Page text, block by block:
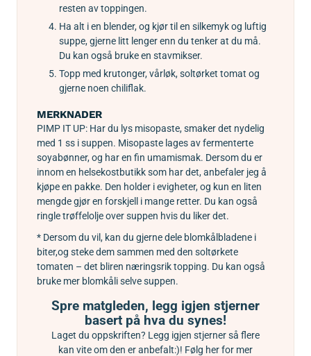
resten av toppingen.
Ha alt i en blender, og kjør til en silkemyk og luftig
suppe, gjerne litt lenger enn du tenker at du må.
Du kan også bruke en stavmikser.
Topp med krutonger, vårløk, soltørket tomat og
gjerne noen chiliflak.
MERKNADER
PIMP IT UP: Har du lys misopaste, smaker det nydelig
med 1 ss i suppen. Misopaste lages av fermenterte
soyabønner, og har en fin umamismak. Dersom du er
innom en helsekostbutikk som har det, anbefaler jeg å
kjøpe en pakke. Den holder i evigheter, og kun en liten
mengde gjør en forskjell i mange retter. Du kan også
ringle trøffelolje over suppen hvis du liker det.
* Dersom du vil, kan du gjerne dele blomkålbladene i
biter,og steke dem sammen med den soltørkete
tomaten – det bliren næringsrik topping. Du kan også
bruke mer blomkål i selve suppen.
Spre matgleden, legg igjen stjerner
basert på hva du synes!
Laget du oppskriften? Legg igjen stjerner så flere
kan vite om den er anbefalt:)! Følg her for mer